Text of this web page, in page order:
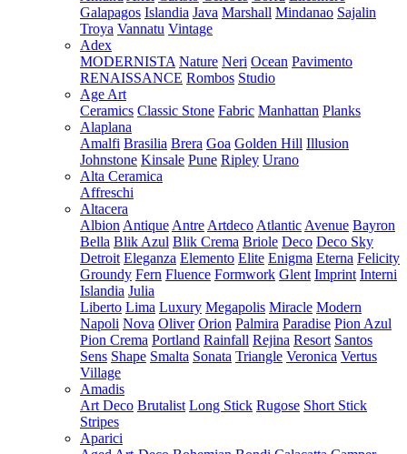
Galapagos Islandia Java Marshall Mindanao Sajalin
Troya Vannatu Vintage
Adex
MODERNISTA Nature Neri Ocean Pavimento
RENAISSANCE Rombos Studio
Age Art
Ceramics Classic Stone Fabric Manhattan Planks
Alaplana
Amalfi Brasilia Brera Goa Golden Hill Illusion
Johnstone Kinsale Pune Ripley Urano
Alta Ceramica
Affreschi
Altacera
Albion Antique Antre Artdeco Atlantic Avenue Bayron
Bella Blik Azul Blik Crema Briole Deco Deco Sky
Detroit Eleganza Elemento Elite Enigma Eterna Felicity
Groundy Fern Fluence Formwork Glent Imprint Interni
Islandia Julia
Liberto Lima Luxury Megapolis Miracle Modern
Napoli Nova Oliver Orion Palmira Paradise Pion Azul
Pion Crema Portland Rainfall Rejina Resort Santos
Sens Shape Smalta Sonata Triangle Veronica Vertus
Village
Amadis
Art Deco Brutalist Long Stick Rugose Short Stick
Stripes
Aparici